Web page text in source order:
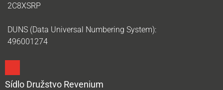
2C8XSRP
DUNS (Data Universal Numbering System):
496001274
Sídlo Družstvo Revenium